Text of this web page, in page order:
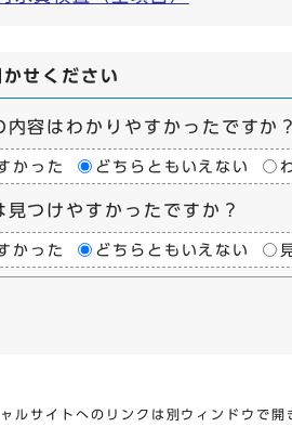
せください
内容はわかりやすかったですか？
かった どちらともいえない
見つけやすかったですか？
かった どちらともいえない
ルサイトへのリンクは別ウィンドウで開